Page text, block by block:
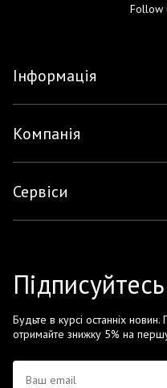
Follow
Інформація
Компанія
Сервіси
Будьте в курсі останніх новин.
отримайте знижку 5% на